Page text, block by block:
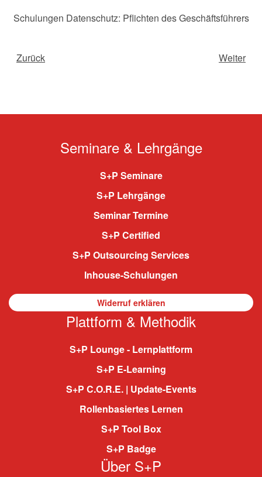
Schulungen Datenschutz: Pflichten des Geschäftsführers
Zurück Weiter
Seminare & Lehrgänge
S+P Seminare
S+P Lehrgänge
Seminar Termine
S+P Certified
S+P Outsourcing Services
Inhouse-Schulungen
Widerruf erklären
Plattform & Methodik
S+P Lounge - Lernplattform
S+P E-Learning
S+P C.O.R.E. | Update-Events
Rollenbasiertes Lernen
S+P Tool Box
S+P Badge
Über S+P